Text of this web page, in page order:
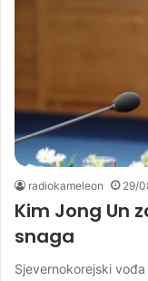
radiokameleon 29/
Kim Jong Un
snaga
Sjevernokorejski